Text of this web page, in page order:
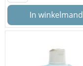
In winkelmand